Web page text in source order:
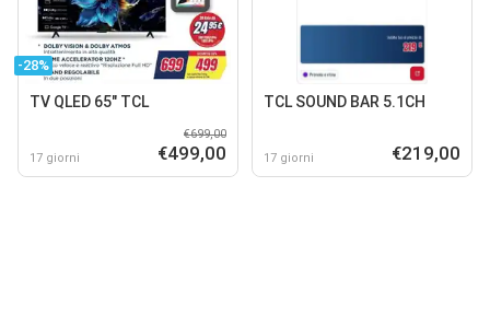
-28%
TV QLED 65" TCL
17 giorni
€699,00
€499,00
TCL SOUND BAR 5.1CH
17 giorni €219,00